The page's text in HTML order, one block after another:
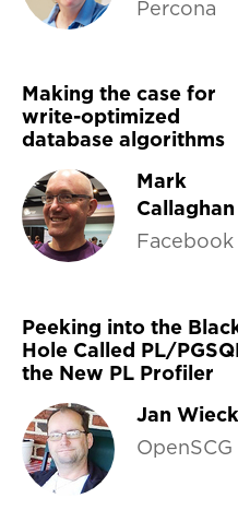
Percona
Making the case for
write-optimized
database algorithms
Mark
Callaghan
Facebook
Peeking into the
Hole Called PL/
the New PL Profiler
Jan Wieck
OpenSCG